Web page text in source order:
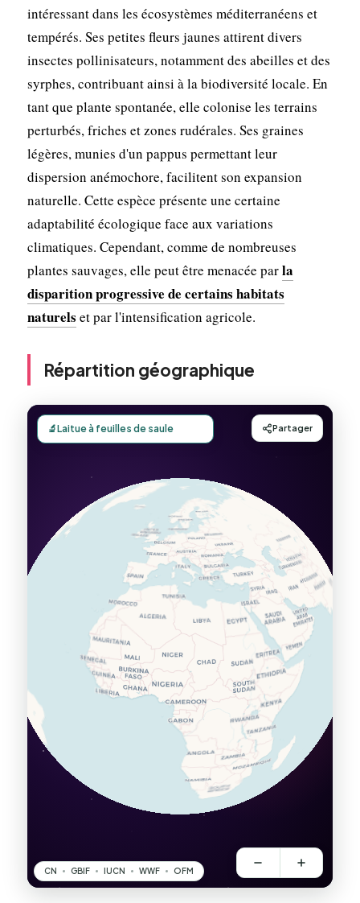
intéressant dans les écosystèmes méditerranéens et
tempérés. Ses petites fleurs jaunes attirent divers
insectes pollinisateurs, notamment des abeilles et des
syrphes, contribuant ainsi à la biodiversité locale. En
tant que plante spontanée, elle colonise les terrains
perturbés, friches et zones rudérales. Ses graines
légères, munies d'un pappus permettant leur
dispersion anémochore, facilitent son expansion
naturelle. Cette espèce présente une certaine
adaptabilité écologique face aux variations
climatiques. Cependant, comme de nombreuses
plantes sauvages, elle peut être menacée parla
disparition progressive de certains habitats
naturels et par l'intensification agricole.
Répartition géographique